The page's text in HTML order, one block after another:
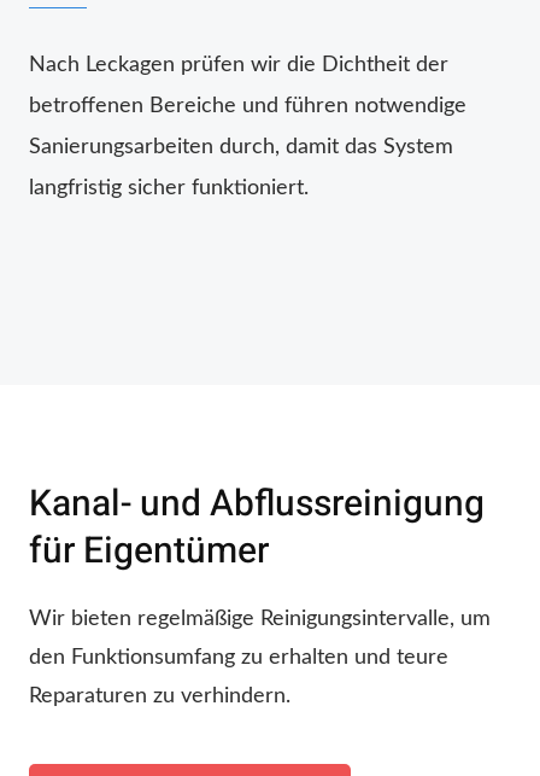
Nach Leckagen prüfen wir die Dichtheit der
betroffenen Bereiche und führen notwendige
Sanierungsarbeiten durch, damit das System
langfristig sicher funktioniert.
Kanal- und Abflussreinigung
für Eigentümer
Wir bieten regelmäßige Reinigungsintervalle, um
den Funktionsumfang zu erhalten und teure
Reparaturen zu verhindern.